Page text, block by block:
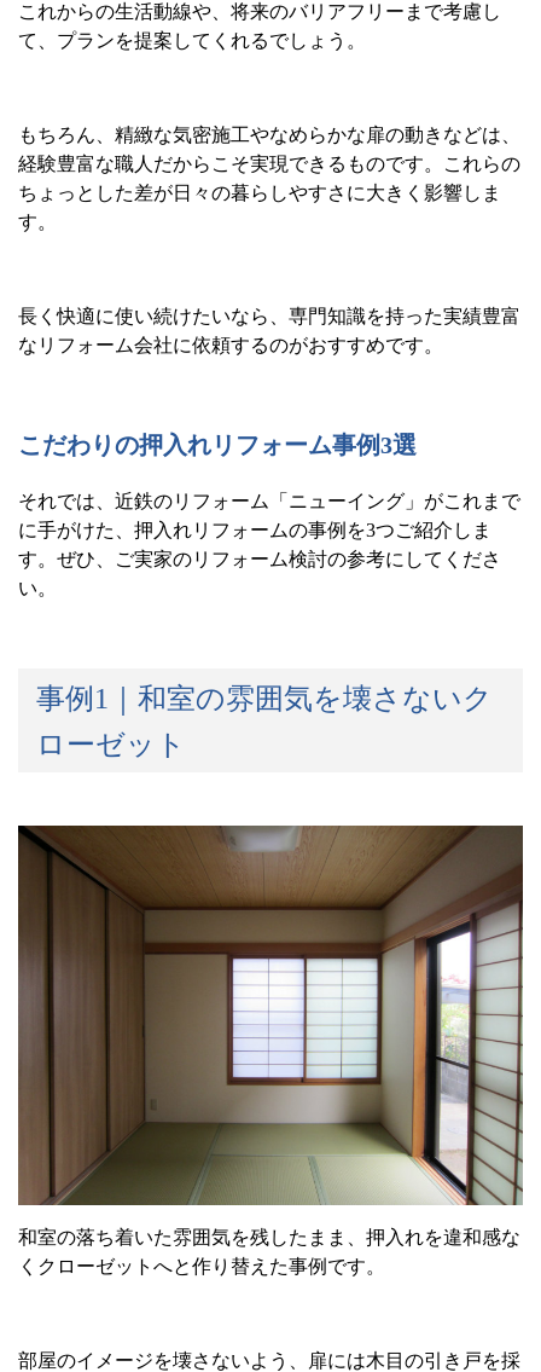
これからの生活動線や、将来のバリアフリーまで考慮し
て、プランを提案してくれるでしょう。
もちろん、精緻な気密施工やなめらかな扉の動きなどは、
経験豊富な職人だからこそ実現できるものです。これらの
ちょっとした差が日々の暮らしやすさに大きく影響しま
す。
長く快適に使い続けたいなら、専門知識を持った実績豊富
なリフォーム会社に依頼するのがおすすめです。
こだわりの押入れリフォーム事例3選
それでは、近鉄のリフォーム「ニューイング」がこれまで
に手がけた、押入れリフォームの事例を3つご紹介しま
す。ぜひ、ご実家のリフォーム検討の参考にしてくださ
い。
事例 1 ｜和室の雰囲気を壊さないク
ローゼット
和室の落ち着いた雰囲気を残したまま、押入れを違和感な
くクローゼットへと作り替えた事例です。
部屋のイメージを壊さないよう、扉には木目の引き戸を採